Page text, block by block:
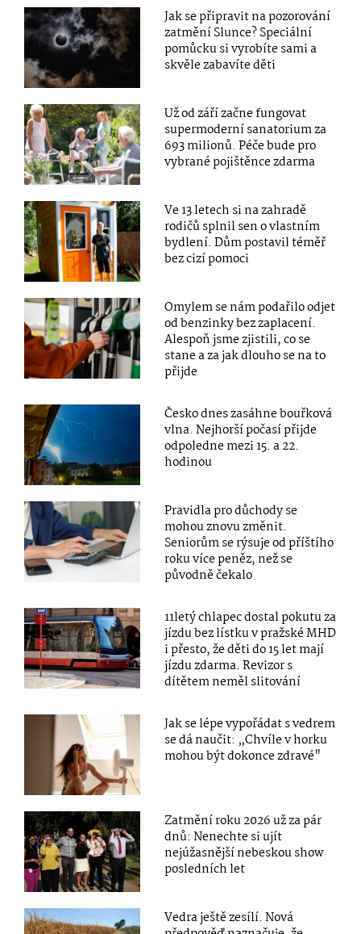
Jak se připravit na pozorování
zatmění Slunce? Speciální
pomůcku si vyrobíte sami a
skvěle zabavíte děti
Už od září začne fungovat
supermoderní sanatorium za
693 milionů. Péče bude pro
vybrané pojištěnce zdarma
Ve 13 letech si na zahradě
rodičů splnil sen o vlastním
bydlení. Dům postavil téměř
bez cizí pomoci
Omylem se nám podařilo odjet
od benzinky bez zaplacení.
Alespoň jsme zjistili, co se
stane a za jak dlouho se na to
přijde
Česko dnes zasáhne bouřková
vlna. Nejhorší počasí přijde
odpoledne mezi 15. a 22.
hodinou
Pravidla pro důchody se
mohou znovu změnit.
Seniorům se rýsuje od příštího
roku více peněz, než se
původně čekalo
11letý chlapec dostal pokutu za
jízdu bez lístku v pražské MHD
i přesto, že děti do 15 let mají
jízdu zdarma. Revizor s
dítětem neměl slitování
Jak se lépe vypořádat s vedrem
se dá naučit: „Chvíle v horku
mohou být dokonce zdravé"
Zatmění roku 2026 už za pár
dnů: Nenechte si ujít
nejúžasnější nebeskou show
posledních let
Vedra ještě zesílí. Nová